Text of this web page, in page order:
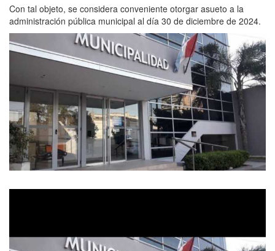
Con tal objeto, se considera conveniente otorgar asueto a la
administración pública municipal al día 30 de diciembre de 2024.